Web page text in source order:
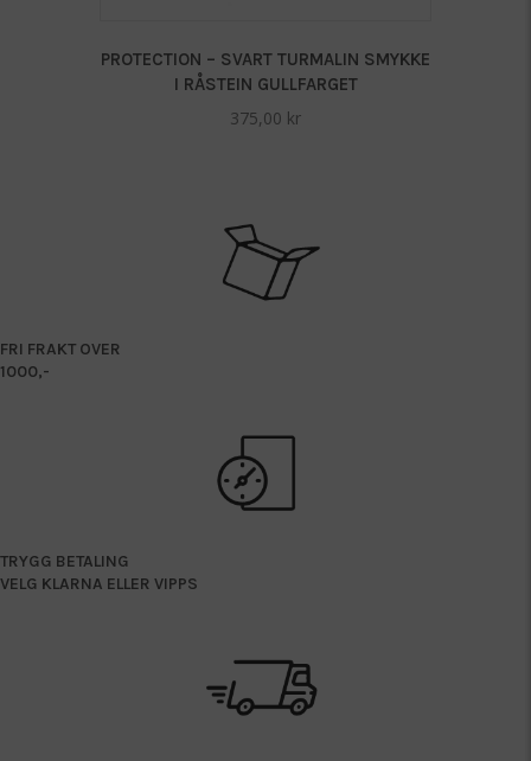
PROTECTION – SVART TURMALIN SMYKKE
I RÅSTEIN GULLFARGET
375,00 kr
FRI FRAKT OVER
1000,-
TRYGG BETALING
VELG KLARNA ELLER VIPPS